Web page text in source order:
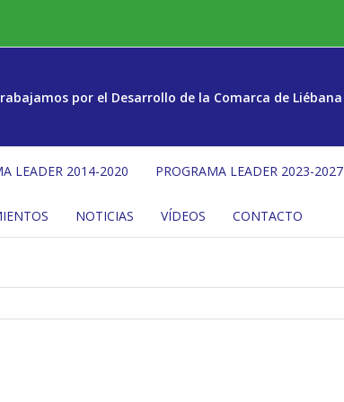
por el Desarrollo de la Comarca de Liébana
LEADER 2014-2020 PROGRAMA LEADER 2023-2027
NOTICIAS VÍDEOS CONTACTO